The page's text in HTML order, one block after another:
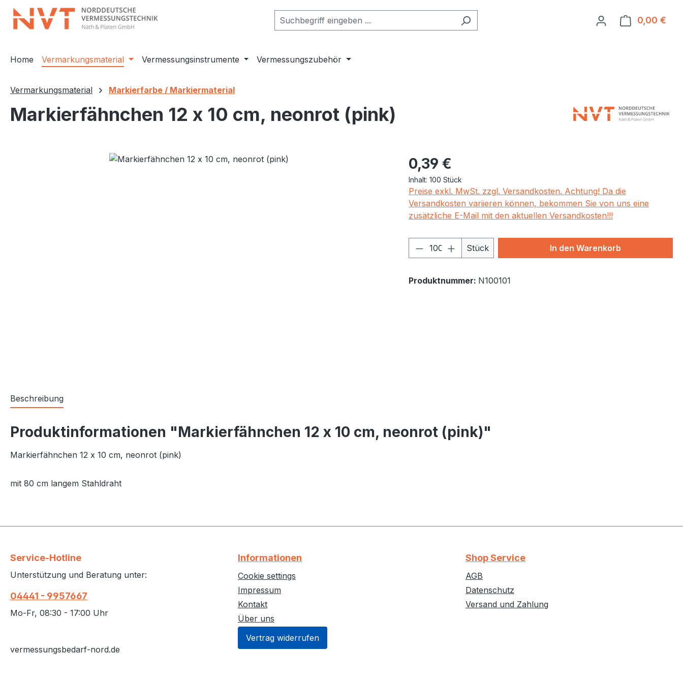
Hauptinhalt springen
Zur Suche springen
Zur Hauptnavigation springen
0,00 €
Home Vermarkungsmaterial Vermessungsinstrumente Vermessungszubehör
Vermarkungsmaterial Markierfarbe / Markiermaterial
Markierfähnchen 12 x 10 cm, neonrot (pink)
Bildergalerie überspringen Regulärer Preis:
0,39 €
Inhalt: 100 Stück
Preise exkl. MwSt. zzgl. Versandkosten. Achtung! Da die
Versandkosten variieren können, bekommen Sie von uns eine
zusätzliche E-Mail mit den aktuellen Versandkosten!!!
Produkt Anzahl: Gib den gewünschten Wert
Stück In den Warenkorb
Produktnummer: N100101
Beschreibung
Produktinformationen "Markierfähnchen 12 x 10 cm, neonrot (pink)"
Markierfähnchen 12 x 10 cm, neonrot (pink)
mit 80 cm langem Stahldraht
Service-Hotline
Unterstützung und Beratung unter:
04441 - 9957667
Mo-Fr, 08:30 - 17:00 Uhr
vermessungsbedarf-nord.de
Informationen
Cookie settings
Impressum
Kontakt
Über uns
Vertrag widerrufen
Shop Service
AGB
Datenschutz
Versand und Zahlung